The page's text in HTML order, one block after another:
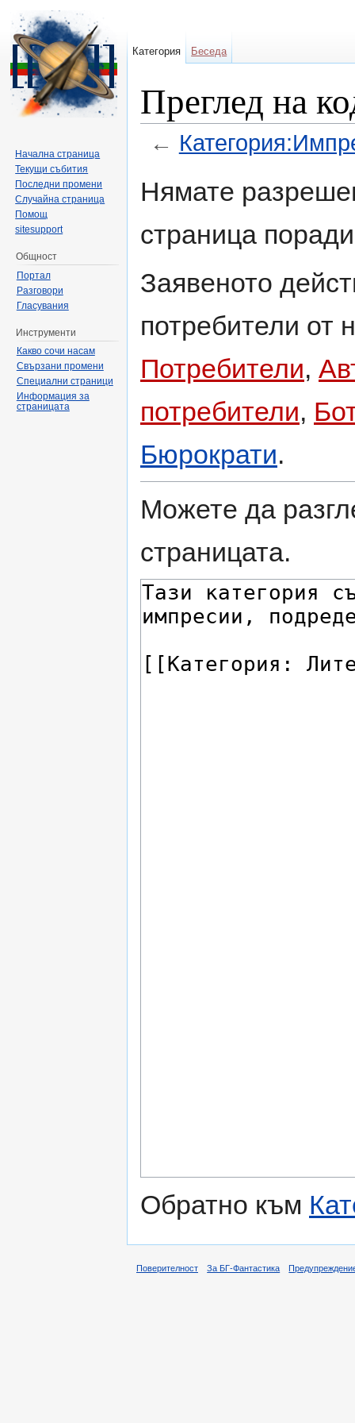
Преглед на
←
Нямате
страница
Заявеното
потребители от
Потребители,
потребители,
Бюрократи.
Можете да
страницата.
Обратно към
Категория Беседа
Начална страница
Текущи събития
Последни промени
Случайна страница
Помощ
sitesupport
Общност
Портал
Разговори
Гласувания
Инструменти
Какво сочи насам
Свързани промени
Специални страници
Информация за
страницата
Поверителност За БГ-Фантастика